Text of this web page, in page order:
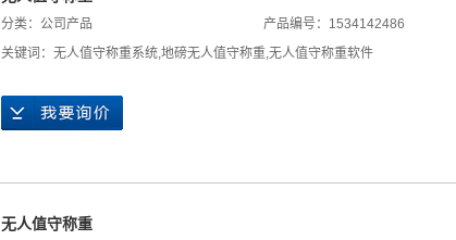
分类： 公司产品 产品编号：1534142486
关键词： 无人值守称重系统,地磅无人值守称重,无人值守称重软件
无人值守称重